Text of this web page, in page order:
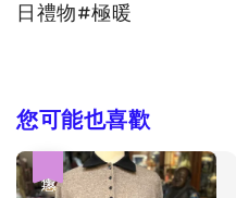
日禮物#極暖
您可能也喜歡